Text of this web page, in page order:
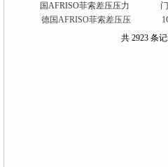
国AFRISO菲索差压压力
表东莞经销
共 2923 条